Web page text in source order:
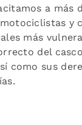
a más
y
más
del
como sus